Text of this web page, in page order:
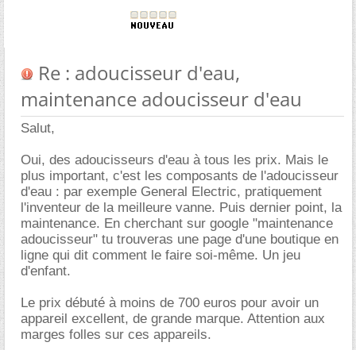
Re : adoucisseur d'eau,
maintenance adoucisseur d'eau
Salut,
Oui, des adoucisseurs d'eau à tous les prix. Mais le
plus important, c'est les composants de l'adoucisseur
d'eau : par exemple General Electric, pratiquement
l'inventeur de la meilleure vanne. Puis dernier point, la
maintenance. En cherchant sur google "maintenance
adoucisseur" tu trouveras une page d'une boutique en
ligne qui dit comment le faire soi-même. Un jeu
d'enfant.
Le prix débuté à moins de 700 euros pour avoir un
appareil excellent, de grande marque. Attention aux
marges folles sur ces appareils.